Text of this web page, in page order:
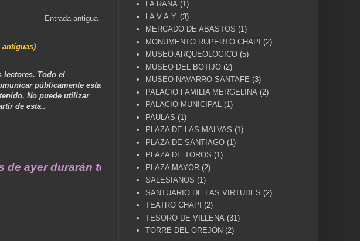
Entrada antigua
antiguas)
lectores. Todo el
públicamente esta
No puede utilizar
de esta..
toda una vida .... TÚ HACES VILLENA CUÉNTAME... UN
LA RANA (1)
LA V.A.Y. (3)
MERCADO DE ABASTOS (1)
MONUMENTO RUPERTO CHAPI
(2)
MUSEO ARQUEOLOGICO (5)
MUSEO DEL BOTIJO (2)
MUSEO NAVARRO SANTAFE (3)
PALACIO FAMILIA MERGELINA (2)
PALACIO MUNICIPAL (1)
PAULAS (1)
PLAZA DE LAS MALVAS (1)
PLAZA DE SANTIAGO (1)
PLAZA DE TOROS (1)
PLAZA MAYOR (2)
SALESIANOS (1)
SANTUARIO DE LAS VIRTUDES (2)
TEATRO CHAPI
(2)
TESORO DE VILLENA (31)
TORRE DEL OREJÓN (2)